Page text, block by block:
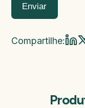
Enviar
Compartilhe: